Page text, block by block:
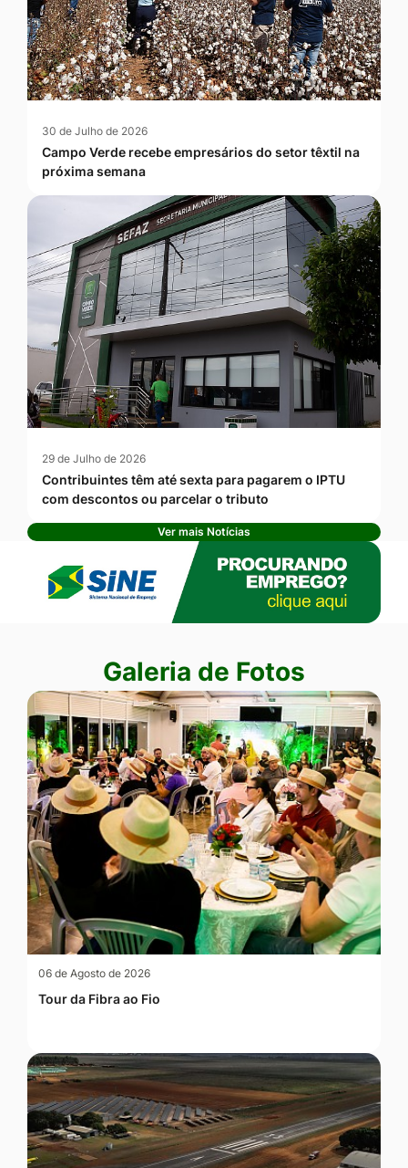
30 de Julho de 2026
Campo Verde recebe empresários do setor têxtil na
próxima semana
29 de Julho de 2026
Contribuintes têm até sexta para pagarem o IPTU
com descontos ou parcelar o tributo
Ver mais Notícias
Seção Galeria de Fotos
Galeria de Fotos
06 de Agosto de 2026
Tour da Fibra ao Fio